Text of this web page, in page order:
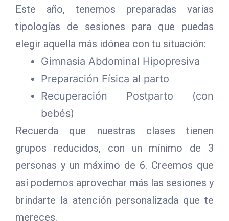
Este año, tenemos preparadas varias
tipologías de sesiones para que puedas
elegir aquella más idónea con tu situación:
Gimnasia Abdominal Hipopresiva
Preparación Física al parto
Recuperación Postparto (con
bebés)
Recuerda que nuestras clases tienen
grupos reducidos, con un mínimo de 3
personas y un máximo de 6. Creemos que
así podemos aprovechar más las sesiones y
brindarte la atención personalizada que te
mereces.